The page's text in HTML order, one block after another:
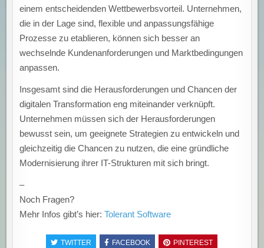
einem entscheidenden Wettbewerbsvorteil. Unternehmen,
die in der Lage sind, flexible und anpassungsfähige
Prozesse zu etablieren, können sich besser an
wechselnde Kundenanforderungen und Marktbedingungen
anpassen.
Insgesamt sind die Herausforderungen und Chancen der
digitalen Transformation eng miteinander verknüpft.
Unternehmen müssen sich der Herausforderungen
bewusst sein, um geeignete Strategien zu entwickeln und
gleichzeitig die Chancen zu nutzen, die eine gründliche
Modernisierung ihrer IT-Strukturen mit sich bringt.
–
Noch Fragen?
Mehr Infos gibt’s hier:Tolerant Software
TWITTER FACEBOOK PINTEREST